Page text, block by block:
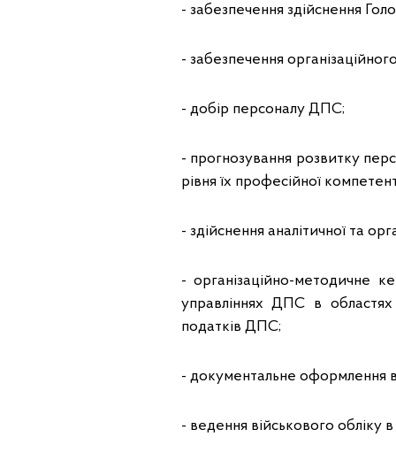
- забезпечення здійснення
- забезпечення
- добір персоналу ДПС;
- прогнозування розвитку
рівня їх професійної
- здійснення аналітичної та
- організаційно-методичне
управліннях ДПС в областях
податків ДПС;
- документальне оформлення
- ведення військового обліку